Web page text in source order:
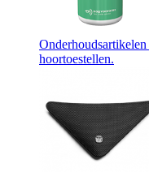
Onderhoudsartikelen
hoortoestellen.